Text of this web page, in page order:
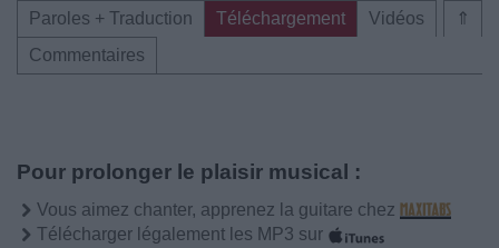
⇑
Paroles + Traduction Téléchargement
Vidéos
Commentaires
Pour prolonger le plaisir musical :
Vous aimez chanter, apprenez la guitare chez
Télécharger légalement les MP3 sur